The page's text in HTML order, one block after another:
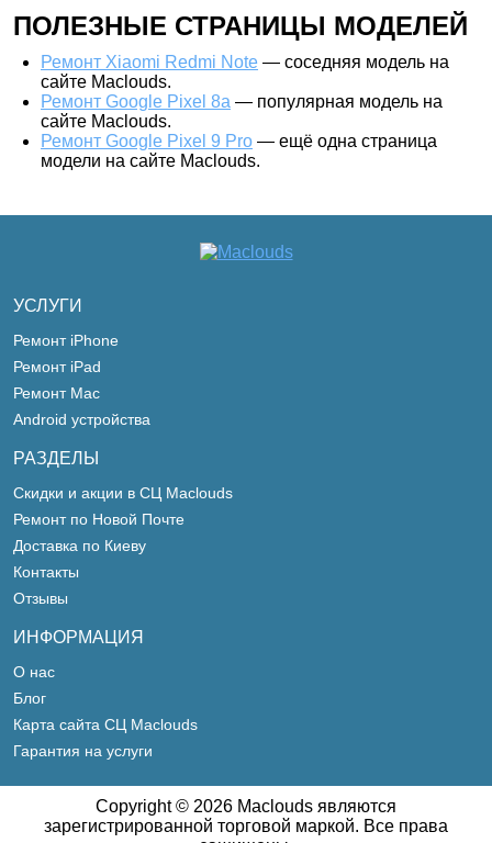
ПОЛЕЗНЫЕ СТРАНИЦЫ МОДЕЛЕЙ
Ремонт Xiaomi Redmi Note — соседняя модель на
сайте Maclouds.
Ремонт Google Pixel 8a — популярная модель на
сайте Maclouds.
Ремонт Google Pixel 9 Pro — ещё одна страница
модели на сайте Maclouds.
УСЛУГИ
Ремонт iPhone
Ремонт iPad
Ремонт Mac
Android устройства
РАЗДЕЛЫ
Скидки и акции в СЦ Maclouds
Ремонт по Новой Почте
Доставка по Киеву
Контакты
Отзывы
ИНФОРМАЦИЯ
О нас
Блог
Карта сайта СЦ Maclouds
Гарантия на услуги
Copyright © 2026 Maclouds являются
зарегистрированной торговой маркой. Все права